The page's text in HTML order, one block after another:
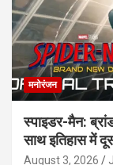
मनोरंजन
स्पाइडर-मैन:
साथ इतिहास में
August 3, 2026